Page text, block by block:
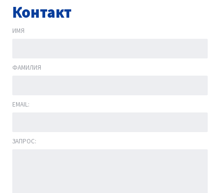
Контакт
ИМЯ
ФАМИЛИЯ
EMAIL:
ЗАПРОС: